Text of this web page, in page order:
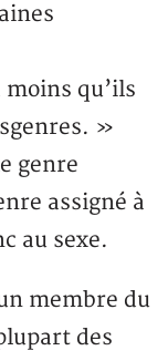
qu’ils
»
genre
assigné à
au sexe.
membre du
des